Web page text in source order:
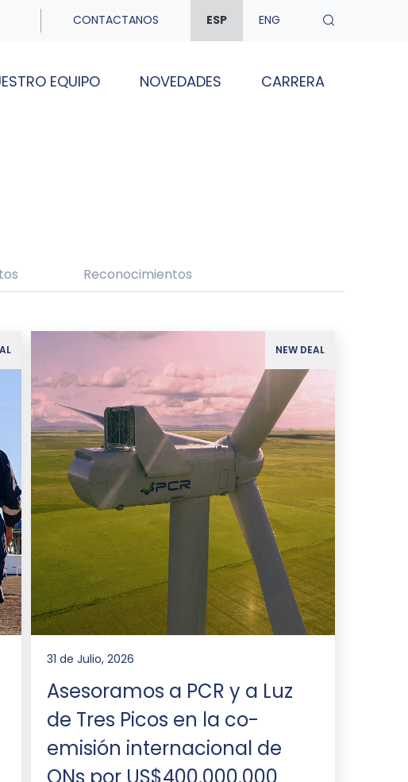
CONTACTANOS ESP ENG
EQUIPO NOVEDADES CARRERA
Reconocimientos
NEW DEAL
31 de Julio, 2026
Asesoramos a PCR y a Luz
de Tres Picos en la co-
emisión internacional de
ONs por US$400.000.000